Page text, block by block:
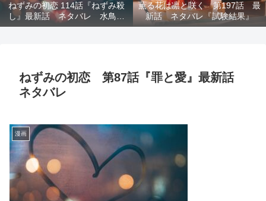
ねずみの初恋 114話『ねずみ殺
し』最新話 ネタバレ 水鳥死
亡 鯆を殺すか
薫る花は凛と咲く 第197話 最
新話 ネタバレ『試験結果』
ねずみの初恋 第87話『罪と愛』最新話
ネタバレ
漫画